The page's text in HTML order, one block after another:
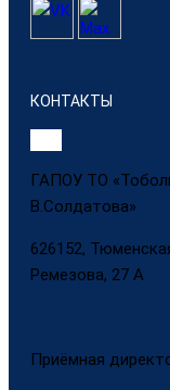
КОНТАКТЫ
ГАПОУ ТО
В.Солдатова»
626152,
Ремезова, 27 А
Приёмная